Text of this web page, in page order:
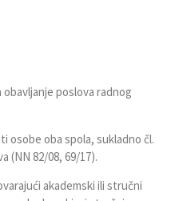
poslova radnog
oba spola, sukladno čl.
(NN 82/08, 69/17).
akademski ili stručni